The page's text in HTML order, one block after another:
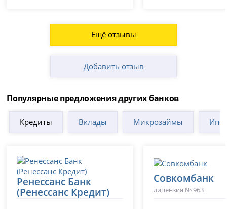
Ещё отзывы
Добавить отзыв
Популярные предложения других банков
Кредиты Вклады Микрозаймы
Ренессанс Банк
(Ренессанс Кредит)
Совкомбанк
лицензия № 963